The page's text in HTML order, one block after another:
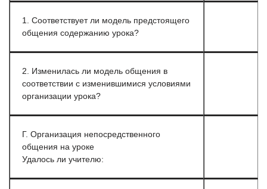
1. Соответствует ли модель предстоящего
общения содержанию урока?
2. Изменилась ли модель общения в
соответствии с изменившимися условиями
организации урока?
Г. Организация непосредственного
общения на уроке
Удалось ли учителю: